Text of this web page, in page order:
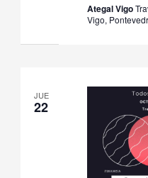
Ategal Vigo
Vigo,
JUE
22